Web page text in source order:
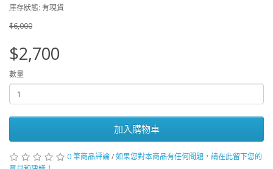
庫存狀態: 有現貨
$6,000
$2,700
數量
加入購物車
0 筆商品評論/如果您對本商品有任何問題，請在此留下您的